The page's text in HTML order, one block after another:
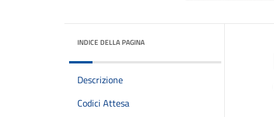
INDICE DELLA PAGINA
Descrizione
Codici Attesa